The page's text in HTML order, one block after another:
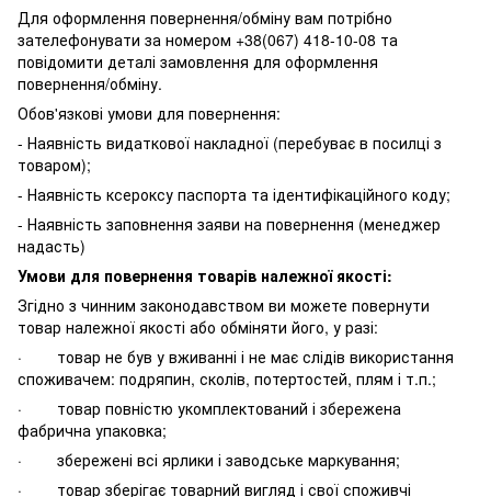
Для оформлення повернення/обміну вам потрібно
зателефонувати за номером +38(067) 418-10-08 та
повідомити деталі замовлення для оформлення
повернення/обміну.
Обов'язкові умови для повернення:
- Наявність видаткової накладної (перебуває в посилці з
товаром);
- Наявність ксероксу паспорта та ідентифікаційного коду;
- Наявність заповнення заяви на повернення (менеджер
надасть)
Умови для повернення товарів належної якості:
Згідно з чинним законодавством ви можете повернути
товар належної якості або обміняти його, у разі:
· товар не був у вживанні і не має слідів використання
споживачем: подряпин, сколів, потертостей, плям і т.п.;
· товар повністю укомплектований і збережена
фабрична упаковка;
· збережені всі ярлики і заводське маркування;
· товар зберігає товарний вигляд і свої споживчі